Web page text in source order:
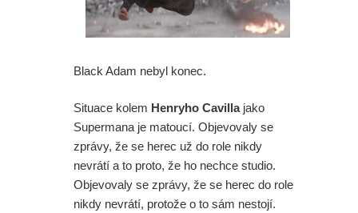
Black Adam nebyl konec.
Situace kolem Henryho Cavillajako
Supermana je matoucí. Objevovaly se
zprávy, že se herec už do role nikdy
nevrátí a to proto, že ho nechce studio.
Objevovaly se zprávy, že se herec do role
nikdy nevrátí, protože o to sám nestojí.